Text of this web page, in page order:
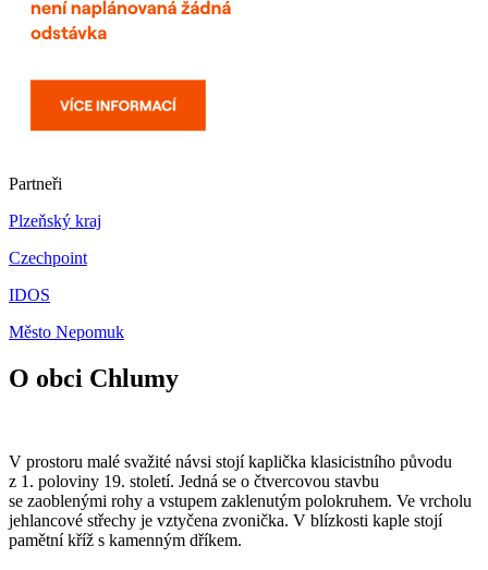
Partneři
Plzeňský kraj
Czechpoint
IDOS
Město Nepomuk
O obci Chlumy
V prostoru malé svažité návsi stojí kaplička klasicistního původu
z 1. poloviny 19. století. Jedná se o čtvercovou stavbu
se zaoblenými rohy a vstupem zaklenutým polokruhem. Ve vrcholu
jehlancové střechy je vztyčena zvonička. V blízkosti kaple stojí
pamětní kříž s kamenným dříkem.